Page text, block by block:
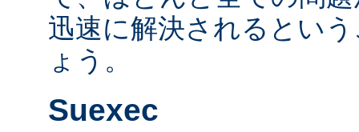
迅速に解決されるとい
ょう。
Suexec